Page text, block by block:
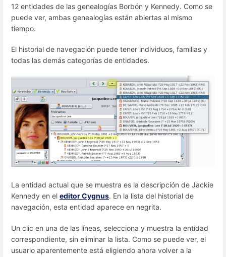
12 entidades de las genealogías Borbón y Kennedy. Como se
puede ver, ambas genealogías están abiertas al mismo
tiempo.
El historial de navegación puede tener individuos, familias y
todas las demás categorías de entidades.
La entidad actual que se muestra es la descripción de Jackie
Kennedy en el editor Cygnus. En la lista del historial de
navegación, esta entidad aparece en negrita.
Un clic en una de las líneas, selecciona y muestra la entidad
correspondiente, sin eliminar la lista. Como se puede ver, el
usuario aparentemente está eligiendo ahora volver a la